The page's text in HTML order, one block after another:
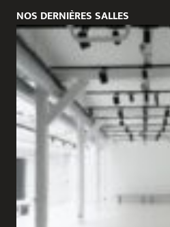
NOS DERNIÈRES SALLES